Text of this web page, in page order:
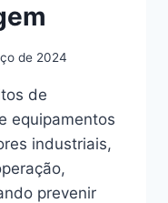
de 2024
de
equipamentos
industriais,
prevenir